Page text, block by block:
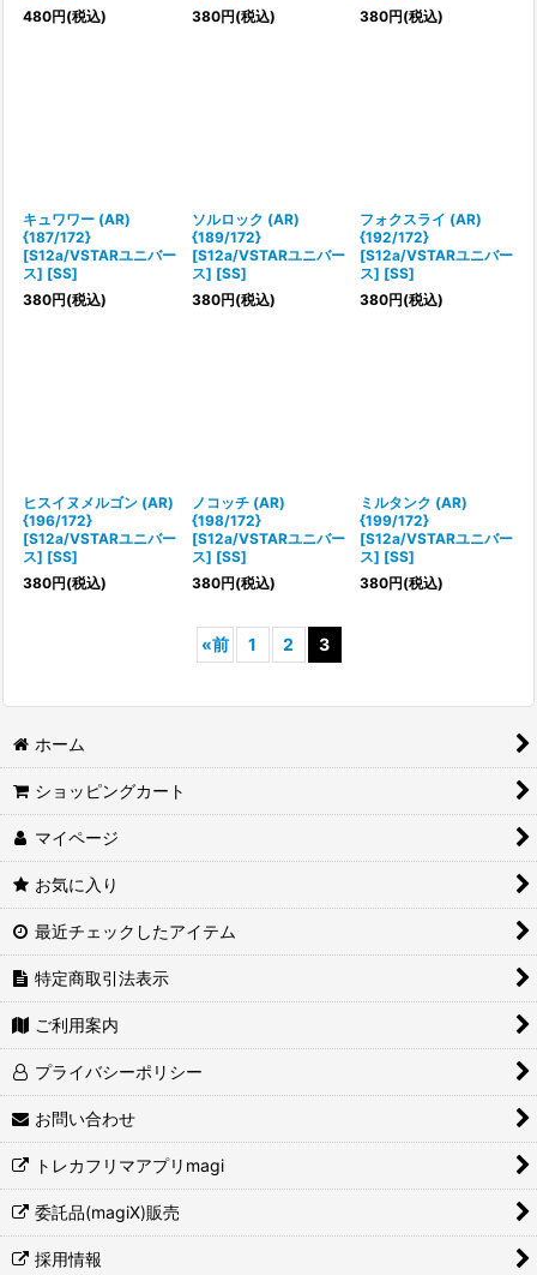
480円(税込)
380円(税込)
380円(税込)
キュワワー (AR)
{187/172}
[S12a/VSTARユニバー
ス] [SS]
380円(税込)
ソルロック (AR)
{189/172}
[S12a/VSTARユニバー
ス] [SS]
380円(税込)
フォクスライ (AR)
{192/172}
[S12a/VSTARユニバー
ス] [SS]
380円(税込)
ヒスイヌメルゴン (AR)
{196/172}
[S12a/VSTARユニバー
ス] [SS]
380円(税込)
ノコッチ (AR)
{198/172}
[S12a/VSTARユニバー
ス] [SS]
380円(税込)
ミルタンク (AR)
{199/172}
[S12a/VSTARユニバー
ス] [SS]
380円(税込)
«前 1 2 3
ホーム
ショッピングカート
マイページ
お気に入り
最近チェックしたアイテム
特定商取引法表示
ご利用案内
プライバシーポリシー
お問い合わせ
トレカフリマアプリmagi
委託品(magiX)販売
採用情報